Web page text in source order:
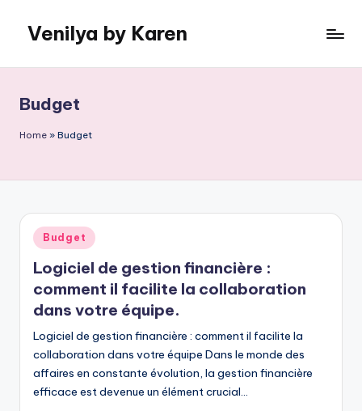
content
Venilya by Karen
Budget
Home » Budget
Posted
in
Budget
Logiciel de gestion financière :
comment il facilite la collaboration
dans votre équipe.
Logiciel de gestion financière : comment il facilite la
collaboration dans votre équipe Dans le monde des
affaires en constante évolution, la gestion financière
efficace est devenue un élément crucial…